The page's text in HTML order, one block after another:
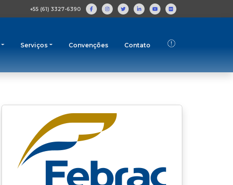
+55 (61) 3327-6390
Serviços Convenções Contato